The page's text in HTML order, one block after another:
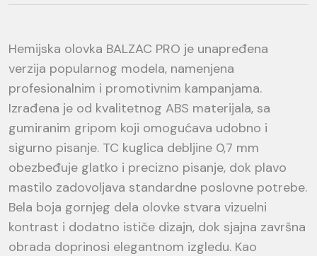
Hemijska olovka BALZAC PRO je unapređena
verzija popularnog modela, namenjena
profesionalnim i promotivnim kampanjama.
Izrađena je od kvalitetnog ABS materijala, sa
gumiranim gripom koji omogućava udobno i
sigurno pisanje. TC kuglica debljine 0,7 mm
obezbeđuje glatko i precizno pisanje, dok plavo
mastilo zadovoljava standardne poslovne potrebe.
Bela boja gornjeg dela olovke stvara vizuelni
kontrast i dodatno ističe dizajn, dok sjajna završna
obrada doprinosi elegantnom izgledu. Kao